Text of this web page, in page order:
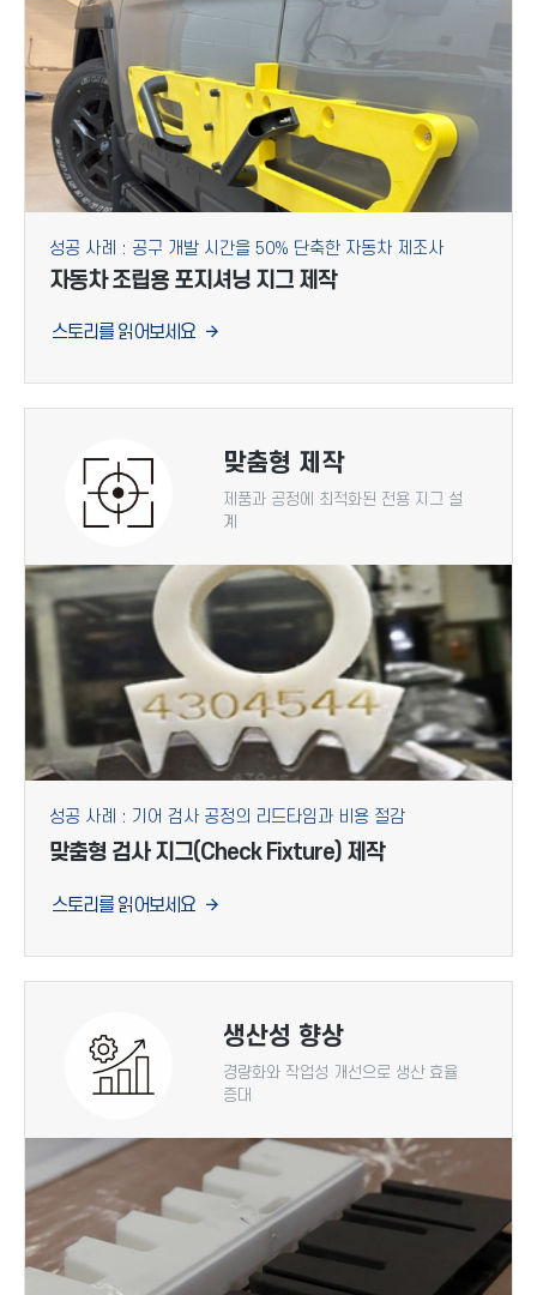
성공 사례 : 공구 개발 시간을 50% 단축한 자동차 제조사
자동차 조립용 포지셔닝 지그 제작
스토리를 읽어보세요
맞춤형 제작
제품과 공정에 최적화된 전용 지그 설
계
성공 사례 : 기어 검사 공정의 리드타임과 비용 절감
맞춤형 검사 지그(Check Fixture) 제작
스토리를 읽어보세요
생산성 향상
경량화와 작업성 개선으로 생산 효율
증대